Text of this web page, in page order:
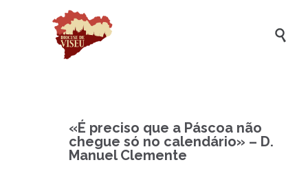

«É preciso que a Páscoa não
chegue só no calendário» – D.
Manuel Clemente